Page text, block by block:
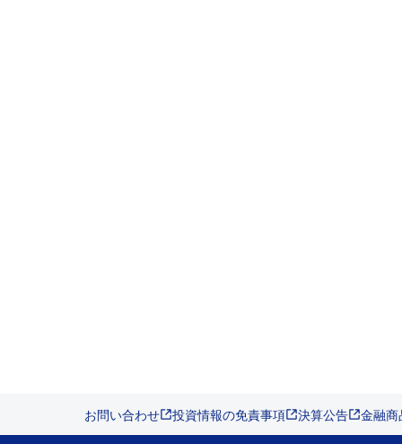
お問い合わせ 投資情報の免責事項 決算公告 金融